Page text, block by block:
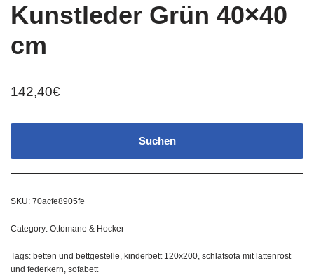
Kunstleder Grün 40×40
cm
142,40€
Suchen
SKU: 70acfe8905fe
Category: Ottomane & Hocker
Tags: betten und bettgestelle, kinderbett 120x200, schlafsofa mit lattenrost
und federkern, sofabett